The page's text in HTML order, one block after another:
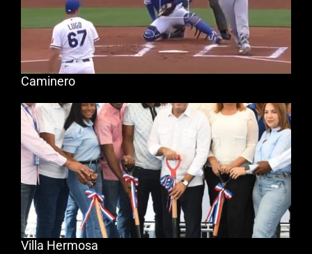
Caminero
Villa Hermosa